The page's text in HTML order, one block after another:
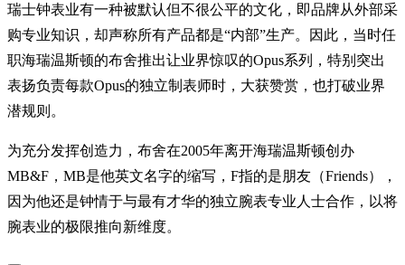
瑞士钟表业有一种被默认但不很公平的文化，即品牌从外部采
购专业知识，却声称所有产品都是“内部”生产。因此，当时任
职海瑞温斯顿的布舍推出让业界惊叹的Opus系列，特别突出
表扬负责每款Opus的独立制表师时，大获赞赏，也打破业界
潜规则。
为充分发挥创造力，布舍在2005年离开海瑞温斯顿创办
MB&F，MB是他英文名字的缩写，F指的是朋友（Friends），
因为他还是钟情于与最有才华的独立腕表专业人士合作，以将
腕表业的极限推向新维度。